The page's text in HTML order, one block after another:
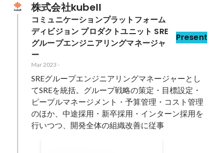
株式会社kubell
コミュニケーションプラットフォーム
ディビジョン プロダクトユニット SRE
グループエンジニアリングマネージャ
ー
Present
Mar 2023 -
SREグループエンジニアリングマネージャーとし
てSREを統括。グループ戦略の策定・目標設定・
ピープルマネージメント・予算管理・コスト管理
のほか、中途採用・新卒採用・インターン採用を
行いつつ、開発全体の組織改善に従事